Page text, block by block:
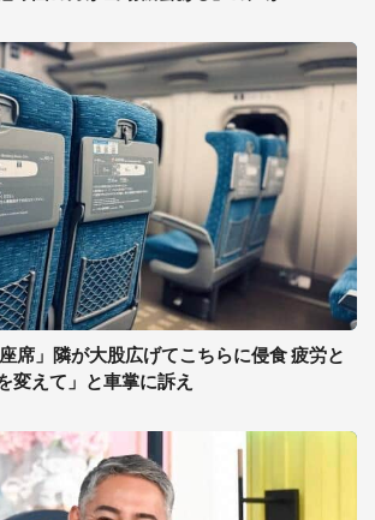
席」隣が大股広げてこちらに侵食 疲労と
変えて」と車掌に訴え